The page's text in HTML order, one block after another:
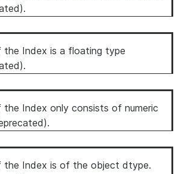
the Index is a floating type
the Index only consists of numeric
the Index is of the object dtype.